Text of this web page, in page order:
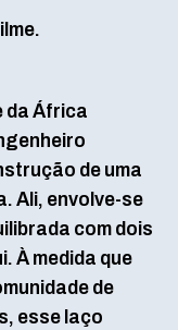
da África
de uma
Ali, envolve-se
com dois
À medida que
de
esse laço